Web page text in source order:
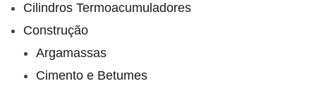
Cilindros Termoacumuladores
Construção
Argamassas
Cimento e Betumes